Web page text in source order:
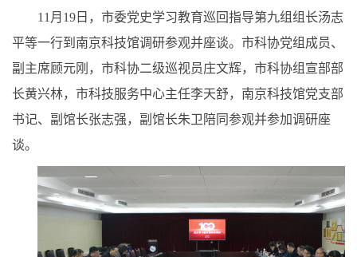
11月19日，市委党史学习教育巡回指导第九组组长汤志
平等一行到南京科技馆调研参观并座谈。市科协党组成员、
副主席顾元刚，市科协二级巡视员庄文辉，市科协组宣部部
长黄兴林，市科技服务中心主任李天舒，南京科技馆党支部
书记、副馆长张志强，副馆长朱卫陪同参观并参加调研座
谈。